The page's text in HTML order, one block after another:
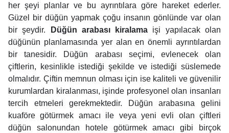
her şeyi planlar ve bu ayrıntılara göre hareket ederler.
Güzel bir düğün yapmak çoğu insanın gönlünde var olan
bir şeydir.
Düğün arabası kiralama işi yapılacak olan
düğünün planlamasında yer alan en önemli ayrıntılardan
bir tanesidir. Düğün arabası seçimi, evlenecek olan
çiftlerin, kesinlikle istediği şekilde ve istediği süslemede
olmalıdır. Çiftin memnun olması için ise kaliteli ve güvenilir
kurumlardan kiralanması, işinde profesyonel olan insanları
tercih etmeleri gerekmektedir. Düğün arabasına gelini
kuaföre götürmek amacı ile veya yeni evli olan çiftleri
düğün salonundan hotele götürmek amacı gibi birçok